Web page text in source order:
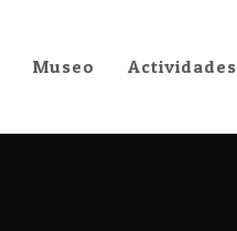
Museo Actividades
Museo Actividades